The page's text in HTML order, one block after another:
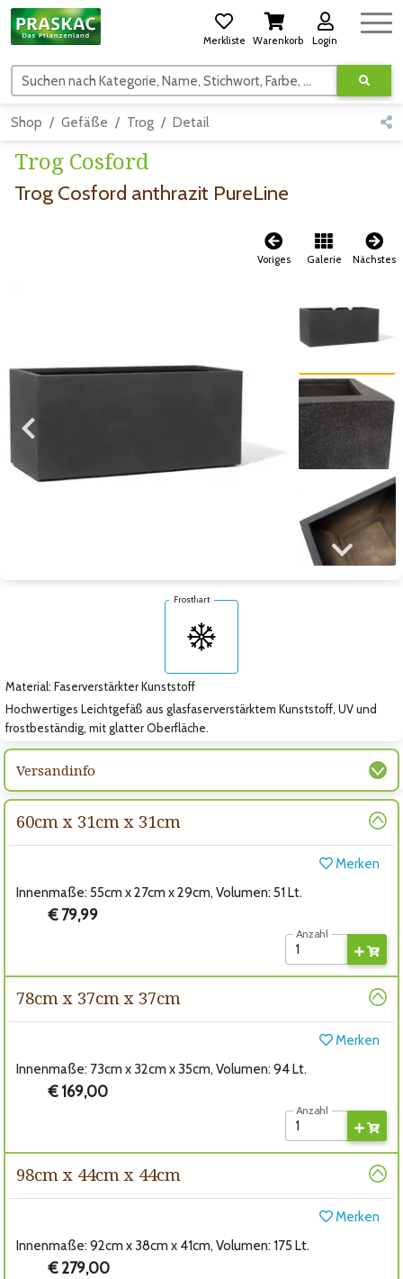
Merkliste Warenkorb Login
Suchen nach Kategorie, Name, Stichwort, Farbe, usw.
Shop Gefäße Trog Detail
Trog Cosford
Trog Cosford anthrazit PureLine
Voriges Galerie Nächstes
Zum vorigen Bild Zum nächsten Bild
Zum vorigen Bild
Zum nächsten Bild
Frosthart
Material: Faserverstärkter Kunststoff
Hochwertiges Leichtgefäß aus glasfaserverstärktem Kunststoff, UV und
frostbeständig, mit glatter Oberfläche.
Versandinfo
60cm x 31cm x 31cm
Merken
Innenmaße: 55cm x 27cm x 29cm, Volumen: 51 Lt.
€ 79,99
Anzahl
78cm x 37cm x 37cm
Merken
Innenmaße: 73cm x 32cm x 35cm, Volumen: 94 Lt.
€ 169,00
Anzahl
98cm x 44cm x 44cm
Merken
Innenmaße: 92cm x 38cm x 41cm, Volumen: 175 Lt.
€ 279,00